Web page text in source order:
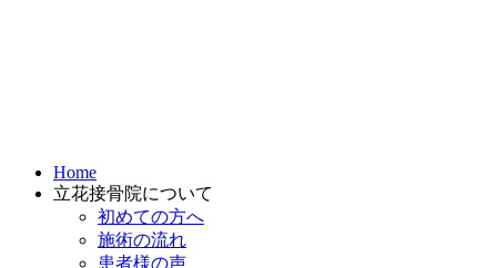
Home
立花接骨院について
初めての方へ
施術の流れ
患者様の声